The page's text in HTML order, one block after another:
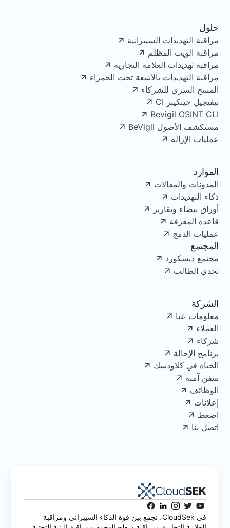
حلول
مراقبة التهديدات السيبرانية
مراقبة الويب المظلم
مراقبة تهديدات العلامة التجارية
مراقبة التهديدات بالأشعة تحت الحمراء
المسح السري للشركاء
بيفيجيل جينكينز CI
Bevigil OSINT CLI
مستكشف الأصول BeVigil
عمليات الإزالة
الموارد
المدونات والمقالات
ذكاء التهديدات
أوراق بيضاء وتقارير
قاعدة المعرفة
عمليات الدمج
المجتمع
مجتمع ديسكورد
تحدي الطالب
الشركة
معلومات عنا
العملاء
شركاء
برنامج الإحالة
الحياة في كلاودسك
سفن آمنة
الوظائف
إعلانات
اضغط
اتصل بنا
في CloudSek، نجمع بين قوة الذكاء السيبراني ومراقبة